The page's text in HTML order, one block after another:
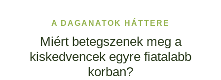
A DAGANATOK HÁTTERE
Miért betegszenek meg a
kiskedvencek egyre fiatalabb
korban?